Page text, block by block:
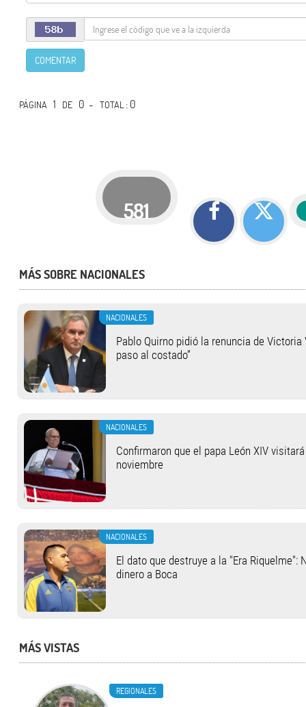
COMENTAR
PÁGINA 1 DE 0 -TOTAL: 0
581
MÁS SOBRE NACIONALES
NACIONALES
Pablo Quirno pidió la renuncia de Victoria
paso al costado”
NACIONALES
Confirmaron que el papa León XIV
noviembre
NACIONALES
El dato que destruye a la "Era Riquelme":
dinero a Boca
MÁS VISTAS
REGIONALES